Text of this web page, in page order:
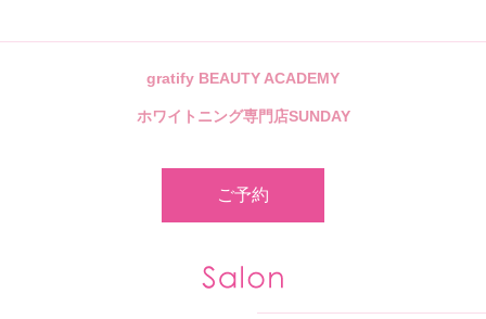
gratify BEAUTY ACADEMY
ホワイトニング専門店SUNDAY
ご予約